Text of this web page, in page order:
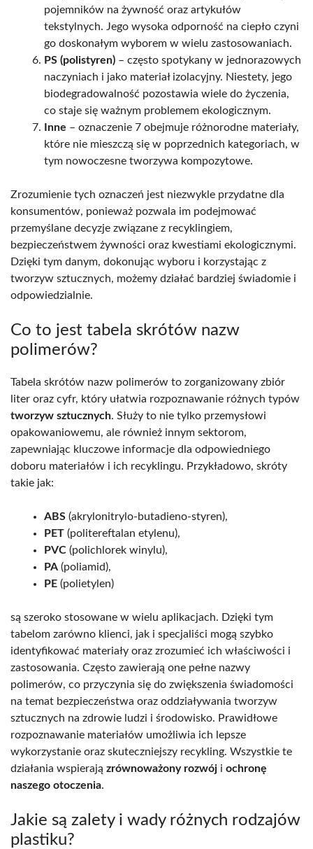
pojemników na żywność oraz artykułów
tekstylnych. Jego wysoka odporność na ciepło czyni
go doskonałym wyborem w wielu zastosowaniach.
PS (polistyren) – często spotykany w jednorazowych
naczyniach i jako materiał izolacyjny. Niestety, jego
biodegradowalność pozostawia wiele do życzenia,
co staje się ważnym problemem ekologicznym.
Inne – oznaczenie 7 obejmuje różnorodne materiały,
które nie mieszczą się w poprzednich kategoriach, w
tym nowoczesne tworzywa kompozytowe.
Zrozumienie tych oznaczeń jest niezwykle przydatne dla
konsumentów, ponieważ pozwala im podejmować
przemyślane decyzje związane z recyklingiem,
bezpieczeństwem żywności oraz kwestiami ekologicznymi.
Dzięki tym danym, dokonując wyboru i korzystając z
tworzyw sztucznych, możemy działać bardziej świadomie i
odpowiedzialnie.
Co to jest tabela skrótów nazw
polimerów?
Tabela skrótów nazw polimerów to zorganizowany zbiór
liter oraz cyfr, który ułatwia rozpoznawanie różnych typów
tworzyw sztucznych. Służy to nie tylko przemysłowi
opakowaniowemu, ale również innym sektorom,
zapewniając kluczowe informacje dla odpowiedniego
doboru materiałów i ich recyklingu. Przykładowo, skróty
takie jak:
ABS (akrylonitrylo-butadieno-styren),
PET (politereftalan etylenu),
PVC (polichlorek winylu),
PA (poliamid),
PE (polietylen)
są szeroko stosowane w wielu aplikacjach. Dzięki tym
tabelom zarówno klienci, jak i specjaliści mogą szybko
identyfikować materiały oraz zrozumieć ich właściwości i
zastosowania. Często zawierają one pełne nazwy
polimerów, co przyczynia się do zwiększenia świadomości
na temat bezpieczeństwa oraz oddziaływania tworzyw
sztucznych na zdrowie ludzi i środowisko. Prawidłowe
rozpoznawanie materiałów umożliwia ich lepsze
wykorzystanie oraz skuteczniejszy recykling. Wszystkie te
działania wspierają zrównoważony rozwój i ochronę
naszego otoczenia.
Jakie są zalety i wady różnych rodzajów
plastiku?